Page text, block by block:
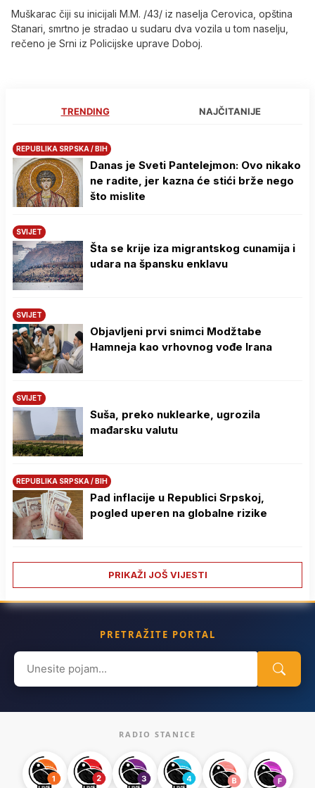
Muškarac čiji su inicijali M.M. /43/ iz naselja Cerovica, opština
Stanari, smrtno je stradao u sudaru dva vozila u tom naselju,
rečeno je Srni iz Policijske uprave Doboj.
TRENDING NAJČITANIJE
REPUBLIKA SRPSKA / BIH
Danas je Sveti Pantelejmon: Ovo nikako
ne radite, jer kazna će stići brže nego
što mislite
SVIJET
Šta se krije iza migrantskog cunamija i
udara na špansku enklavu
SVIJET
Objavljeni prvi snimci Modžtabe
Hamneja kao vrhovnog vođe Irana
SVIJET
Suša, preko nuklearke, ugrozila
mađarsku valutu
REPUBLIKA SRPSKA / BIH
Pad inflacije u Republici Srpskoj,
pogled uperen na globalne rizike
PRIKAŽI JOŠ VIJESTI
PRETRAŽITE PORTAL
Search
for:
RADIO STANICE